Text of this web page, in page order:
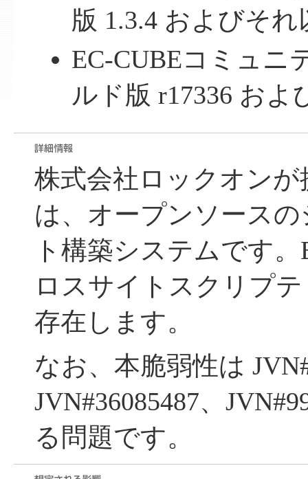
版 1.3.4 およびそれ
EC-CUBEコミュニ
ルド版 r17336 およ
株式会社ロックオンが
は、オープンソース
ト構築システムです
ロスサイトスクリプ
存在します。
なお、本脆弱性は
JVN#36085487、
る問題です。